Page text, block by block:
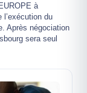
à
l’exécution du
Après négociation
sera seul